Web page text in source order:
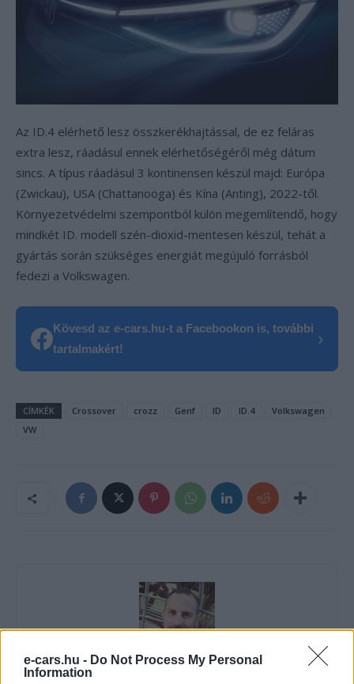
e-cars.hu - Do Not Process My Personal
Information
Az ID.4 elérhető lesz összkerékhajtással, de ez feláras
extra lesz, ráadásul ennek elérhetőségéről még dátum
sincs. A típus ráadásul 3 kontinensen készül majd: Európa
(Zwickau), USA (Chattanooga) és Kína (Anting), 2022-től.
Környezetvédelmi szempontból külön megemlítendő, hogy
mindkét ID. modell szén-dioxid-mentesen készül, tehát a
gyártás során szükséges energiát megújuló forrásból
fedezi a Volkswagen.
Kövesd az e-cars.hu-t a Facebookon is, további
tartalmakért!
›
CÍMKÉK Crossover crozz Genf ID ID.4
Volkswagen
VW